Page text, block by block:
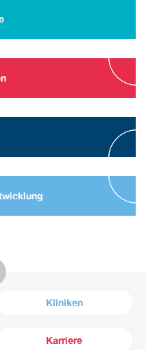
Kliniken
Karriere